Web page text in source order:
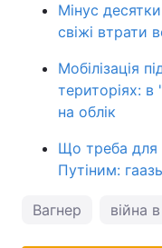
Мінус
свіжі втрати
Мобілізація
територіях: в
на облік
Що треба для
Путіним:
Вагнер війна